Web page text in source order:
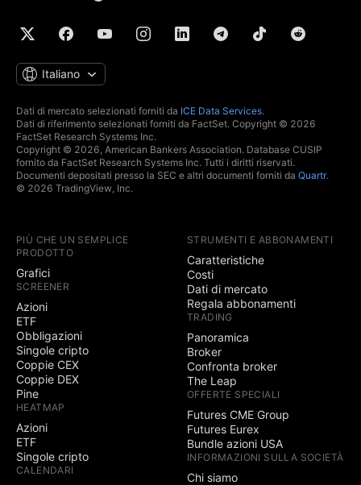
Italiano
Dati di mercato selezionati forniti da ICE Data Services.
Dati di riferimento selezionati forniti da FactSet. Copyright © 2026
FactSet Research Systems Inc.
Copyright © 2026, American Bankers Association. Database CUSIP
fornito da FactSet Research Systems Inc. Tutti i diritti riservati.
Documenti depositati presso la SEC e altri documenti forniti da Quartr.
© 2026 TradingView, Inc.
PIÙ CHE UN SEMPLICE
PRODOTTO
Grafici
SCREENER
Azioni
ETF
Obbligazioni
Singole cripto
Coppie CEX
Coppie DEX
Pine
HEATMAP
Azioni
ETF
Singole cripto
CALENDARI
STRUMENTI E ABBONAMENTI
Caratteristiche
Costi
Dati di mercato
Regala abbonamenti
TRADING
Panoramica
Broker
Confronta broker
The Leap
OFFERTE SPECIALI
Futures CME Group
Futures Eurex
Bundle azioni USA
INFORMAZIONI SULLA SOCIETÀ
Chi siamo